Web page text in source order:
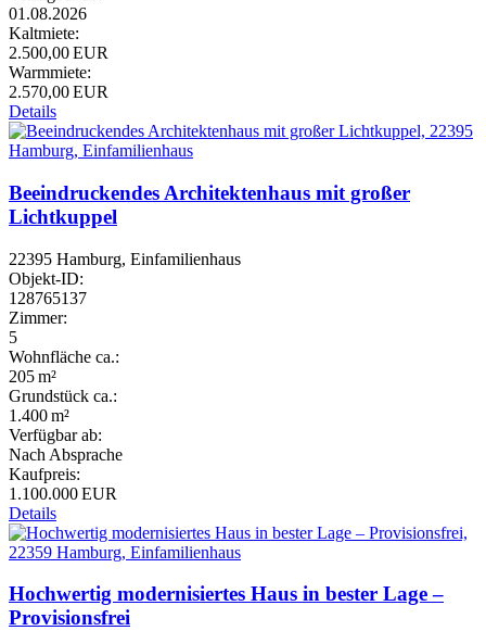
01.08.2026
Kaltmiete:
2.500,00 EUR
Warmmiete:
2.570,00 EUR
Details
Beeindruckendes Architektenhaus mit großer
Lichtkuppel
22395 Hamburg, Einfamilienhaus
Objekt-ID:
128765137
Zimmer:
5
Wohnfläche ca.:
205 m²
Grund­stück ca.:
1.400 m²
Verfügbar ab:
Nach Absprache
Kaufpreis:
1.100.000 EUR
Details
Hochwertig modernisiertes Haus in bester Lage –
Provisionsfrei